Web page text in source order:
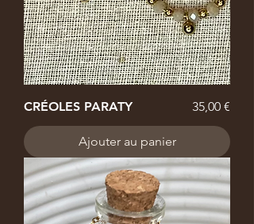
CRÉOLES PARATY Prix
35,00 €
Ajouter au panier